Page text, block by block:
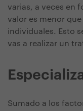
varias, a veces en
valor es menor
individuales. Esto
vas a realizar un
Sumado a los